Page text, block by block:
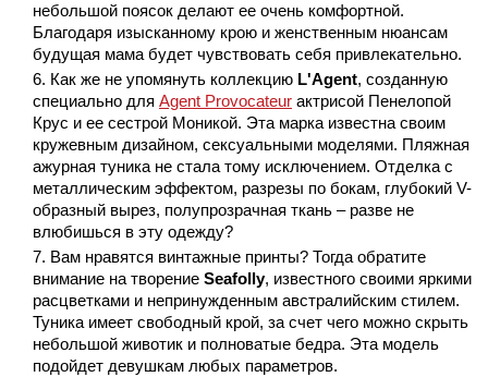
небольшой поясок делают ее очень комфортной.
Благодаря изысканному крою и женственным нюансам
будущая мама будет чувствовать себя привлекательно.
Как же не упомянуть коллекцию L'Agent, созданную
специально для Agent Provocateur актрисой Пенелопой
Крус и ее сестрой Моникой. Эта марка известна своим
кружевным дизайном, сексуальными моделями. Пляжная
ажурная туника не стала тому исключением. Отделка с
металлическим эффектом, разрезы по бокам, глубокий V-
образный вырез, полупрозрачная ткань – разве не
влюбишься в эту одежду?
Вам нравятся винтажные принты? Тогда обратите
внимание на творение Seafolly, известного своими яркими
расцветками и непринужденным австралийским стилем.
Туника имеет свободный крой, за счет чего можно скрыть
небольшой животик и полноватые бедра. Эта модель
подойдет девушкам любых параметров.